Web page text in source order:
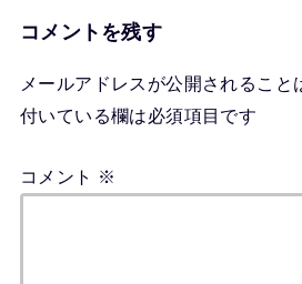
コメントを残す
メールアドレスが公開されること
付いている欄は必須項目です
コメント ※